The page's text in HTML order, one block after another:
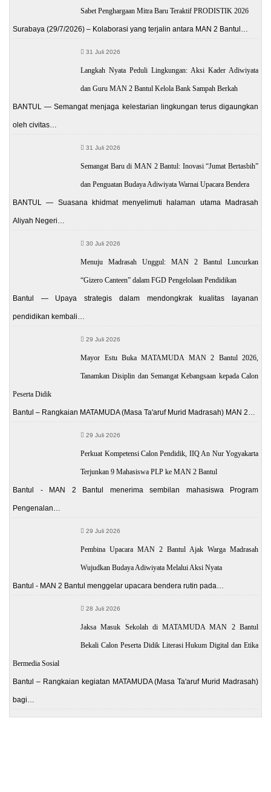
Sabet Penghargaan Mitra Baru Teraktif PRODISTIK 2026
Surabaya (29/7/2026) – Kolaborasi yang terjalin antara MAN 2 Bantul…
31 Juli 2026
Langkah Nyata Peduli Lingkungan: Aksi Kader Adiwiyata
dan Guru MAN 2 Bantul Kelola Bank Sampah Berkah
BANTUL — Semangat menjaga kelestarian lingkungan terus digaungkan
oleh civitas…
31 Juli 2026
Semangat Baru di MAN 2 Bantul: Inovasi “Jumat Bertasbih”
dan Penguatan Budaya Adiwiyata Warnai Upacara Bendera
BANTUL — Suasana khidmat menyelimuti halaman utama Madrasah
Aliyah Negeri…
30 Juli 2026
Menuju Madrasah Unggul: MAN 2 Bantul Luncurkan
“Gizero Canteen” dalam FGD Pengelolaan Pendidikan
Bantul — Upaya strategis dalam mendongkrak kualitas layanan
pendidikan kembali…
29 Juli 2026
Mayor Estu Buka MATAMUDA MAN 2 Bantul 2026,
Tanamkan Disiplin dan Semangat Kebangsaan kepada Calon
Peserta Didik
Bantul – Rangkaian MATAMUDA (Masa Ta'aruf Murid Madrasah) MAN 2…
29 Juli 2026
Perkuat Kompetensi Calon Pendidik, IIQ An Nur Yogyakarta
Terjunkan 9 Mahasiswa PLP ke MAN 2 Bantul
Bantul - MAN 2 Bantul menerima sembilan mahasiswa Program
Pengenalan…
29 Juli 2026
Pembina Upacara MAN 2 Bantul Ajak Warga Madrasah
Wujudkan Budaya Adiwiyata Melalui Aksi Nyata
Bantul - MAN 2 Bantul menggelar upacara bendera rutin pada…
28 Juli 2026
Jaksa Masuk Sekolah di MATAMUDA MAN 2 Bantul
Bekali Calon Peserta Didik Literasi Hukum Digital dan Etika
Bermedia Sosial
Bantul – Rangkaian kegiatan MATAMUDA (Masa Ta'aruf Murid Madrasah)
bagi…